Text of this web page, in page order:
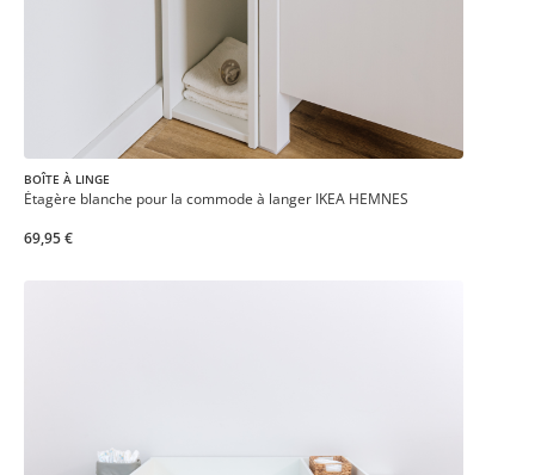
BOÎTE À LINGE
Étagère blanche pour la commode à langer IKEA HEMNES
69,95 €